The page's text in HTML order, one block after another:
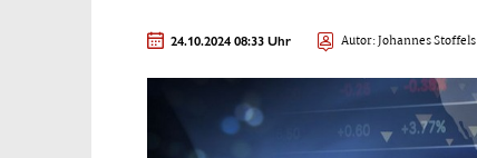
24.10.2024 08:33 Uhr Autor:Johannes Stoffels